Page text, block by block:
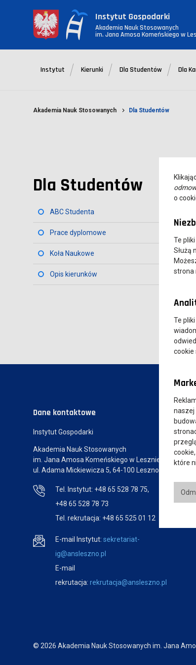
Instytut Gospodarki
Akademia Nauk Stosowanych
im. Jana Amosa Komeńskiego w
Instytut Kierunki Dla Studentów Dla
Akademia Nauk Stosowanych Dla Studentów
Dla Studentów
ABC Studenta
Prace dyplomowe
Koła Naukowe
Opis kierunków
Dane kontaktowe
Instytut Gospodarki
Akademia Nauk Stosowanych
im. Jana Amosa Komeńskiego w Lesznie
ul. Adama Mickiewicza 5, 64-100 Leszno
Tel. Instytut: +48 65 528 78 75,
+48 65 528 78 73
Tel. rekrutacja: +48 65 525 01 12
E-mail Instytut:sekretariat-
ig@ansleszno.pl
E-mail
rekrutacja:rekrutacja@ansleszno.pl
© 2026 Akademia Nauk Stosowanych im. Jana
o
Te
Służą
strona
Te
cookie
naszej
które